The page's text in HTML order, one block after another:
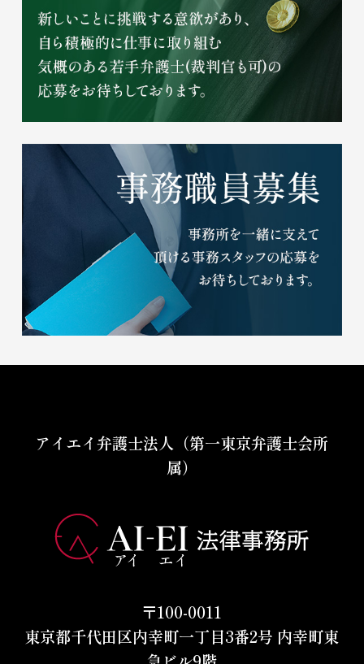
アイエイ弁護士法人（第一東京弁護士会所
属）
〒100-0011
東京都千代田区内幸町一丁目3番2号 内幸町東